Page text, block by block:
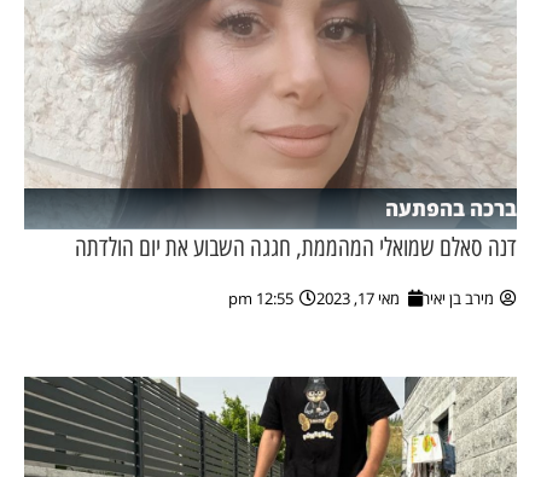
ברכה בהפתעה
דנה סאלם שמואלי המהממת, חגגה השבוע את יום הולדתה
מירב בן יאיר מאי 17, 2023 12:55 pm